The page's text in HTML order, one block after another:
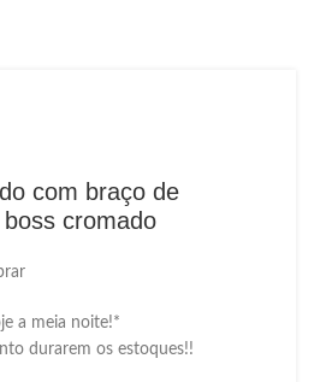
com braço de
cromado
a meia noite!*
durarem os estoques!!